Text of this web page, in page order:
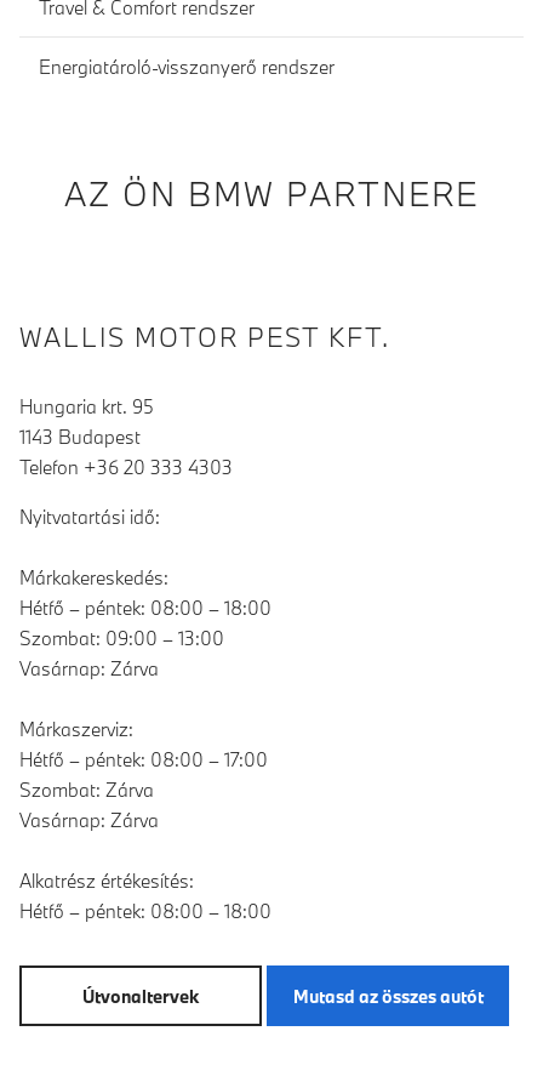
Travel & Comfort rendszer
Energiatároló-visszanyerő rendszer
AZ ÖN BMW PARTNERE
WALLIS MOTOR PEST KFT.
Hungaria krt. 95
1143 Budapest
Telefon +36 20 333 4303
Nyitvatartási idő:
Márkakereskedés:
Hétfő – péntek: 08:00 – 18:00
Szombat: 09:00 – 13:00
Vasárnap: Zárva
Márkaszerviz:
Hétfő – péntek: 08:00 – 17:00
Szombat: Zárva
Vasárnap: Zárva
Alkatrész értékesítés:
Hétfő – péntek: 08:00 – 18:00
Útvonaltervek Mutasd az összes autót